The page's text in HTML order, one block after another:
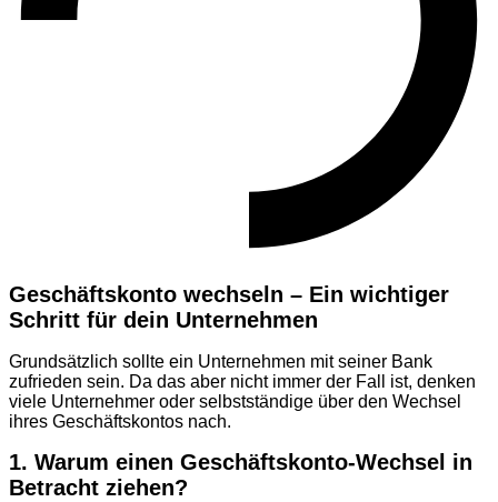
Geschäftskonto wechseln – Ein wichtiger
Schritt für dein Unternehmen
Grundsätzlich sollte ein Unternehmen mit seiner Bank
zufrieden sein. Da das aber nicht immer der Fall ist, denken
viele Unternehmer oder selbstständige über den Wechsel
ihres Geschäftskontos nach.
1. Warum einen Geschäftskonto-Wechsel in
Betracht ziehen?